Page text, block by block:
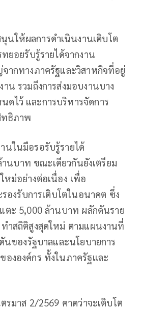
นให้ผลการดำเนินงานเติบโต
ยอยรับรู้รายได้จากงาน
ากทางภาครัฐและวิสาหกิจที่อยู่
าน รวมถึงการส่งมอบงานบาง
ไว้ และการบริหารจัดการ
ธิภาพ
ในมือรอรับรู้รายได้
นบาท ขณะเดียวกันยังเตรียม
หม่อย่างต่อเนื่อง เพื่อ
องรับการเติบโตในอนาคต ซึ่ง
ตะ 5,000 ล้านบาท ผลักดันราย
ทำสถิติสูงสุดใหม่ ตามแผนงานที่
นของรัฐบาลและนโยบายการ
งองค์กร ทั้งในภาครัฐและ
รมาส 2/2569 คาดว่าจะเติบโต